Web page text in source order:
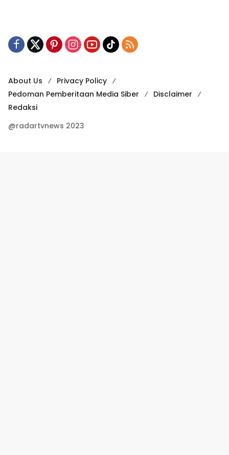
About Us
Privacy Policy
Pedoman Pemberitaan Media Siber
Disclaimer
Redaksi
@radartvnews 2023